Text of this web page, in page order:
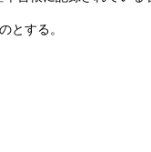
とする。